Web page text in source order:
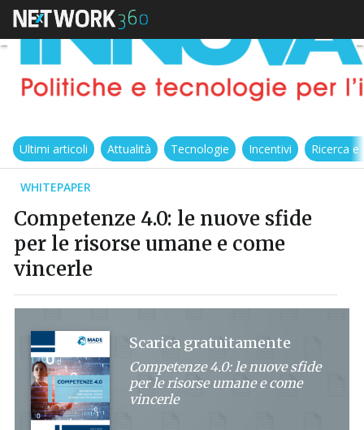
Ultimi articoli Attualità Tecnologie Incentivi Ricerca
WHITEPAPER
Competenze 4.0: le nuove sfide
per le risorse umane e come
vincerle
Scarica gratuitamente
Competenze 4.0: le nuove sfide
per le risorse umane e come
vincerle